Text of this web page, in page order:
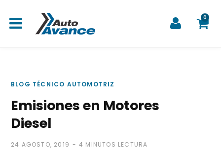
0
BLOG TÉCNICO AUTOMOTRIZ
Emisiones en Motores
Diesel
24 AGOSTO, 2019 4 MINUTOS LECTURA